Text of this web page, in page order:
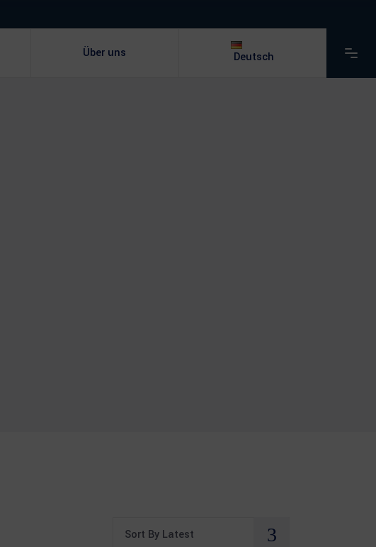
Über uns Deutsch
Sort By Latest